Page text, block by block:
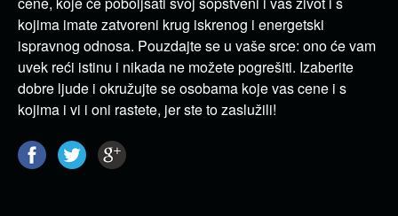
kojima imate zatvoreni krug iskrenog i energetski
ispravnog odnosa. Pouzdajte se u vaše srce: ono će vam
uvek reći istinu i nikada ne možete pogrešiti. Izaberite
dobre ljude i okružujte se osobama koje vas cene i s
kojima i vi i oni rastete, jer ste to zaslužili!